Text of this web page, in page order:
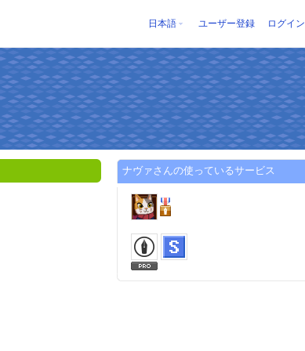
日本語 ユーザー登録 ログイン
ナヴァさんの使っているサービス